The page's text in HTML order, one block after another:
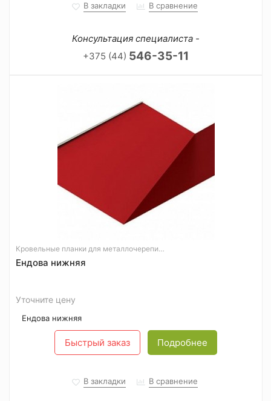
В закладки В сравнение
Консультация специалиста -
+375 (44) 546-35-11
Кровельные планки для металлочерепицы
Ендова нижняя
Уточните цену
Ендова нижняя
Быстрый заказ Подробнее
В закладки В сравнение